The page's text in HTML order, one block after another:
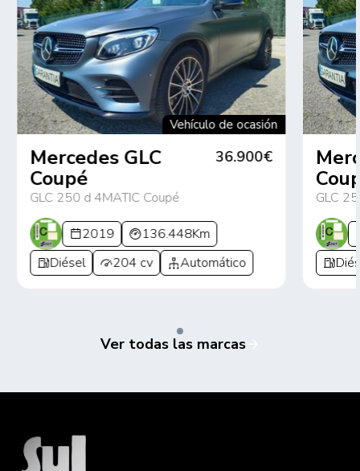
Vehículo de ocasión
Mercedes GLC
Coupé
GLC 250 d 4MATIC Coupé
36.900€
2019
136.448Km
Diésel
204 cv Automático
GLC
Ver todas las marcas